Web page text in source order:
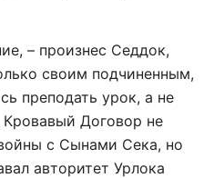
– произнес Седдок,
своим подчиненным,
преподать урок, а не
Кровавый Договор не
с Сынами Сека, но
авторитет Урлока